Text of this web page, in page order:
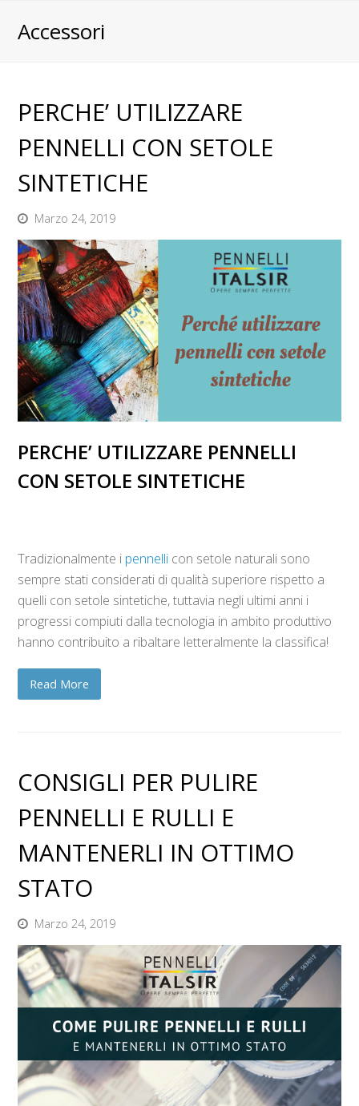
Accessori
PERCHE’ UTILIZZARE
PENNELLI CON SETOLE
SINTETICHE
Marzo 24, 2019
PERCHE’ UTILIZZARE PENNELLI
CON SETOLE SINTETICHE
Tradizionalmente i pennelli con setole naturali sono
sempre stati considerati di qualità superiore rispetto a
quelli con setole sintetiche, tuttavia negli ultimi anni i
progressi compiuti dalla tecnologia in ambito produttivo
hanno contribuito a ribaltare letteralmente la classifica!
Read More
CONSIGLI PER PULIRE
PENNELLI E RULLI E
MANTENERLI IN OTTIMO
STATO
Marzo 24, 2019